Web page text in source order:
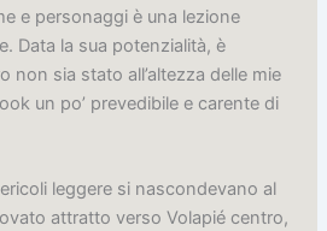
e personaggi è una lezione
Data la sua potenzialità, è
non sia stato all’altezza delle mie
un po’ prevedibile e carente di
leggere si nascondevano al
attratto verso Volapié centro,